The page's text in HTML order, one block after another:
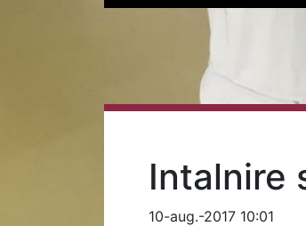
Intalnire
10-aug.-2017 10:01